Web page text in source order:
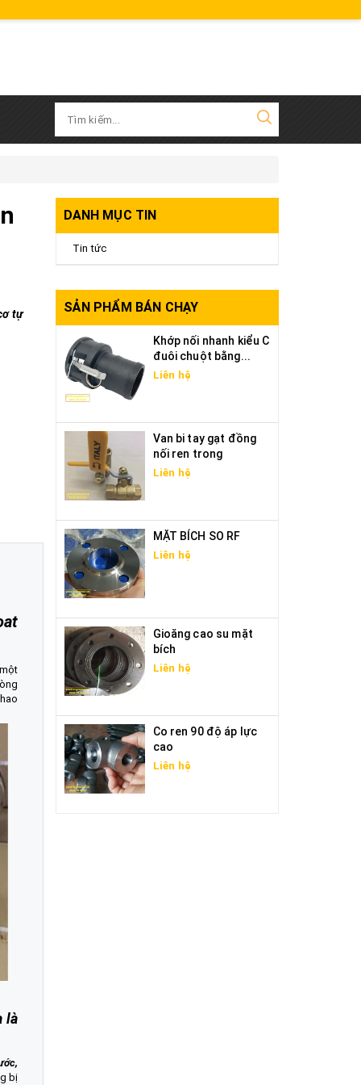
tự
là
bị
DANH MỤC TIN
Tin tức
SẢN PHẨM BÁN CHẠY
Khớp nối nhanh kiểu C
đuôi chuột bằng...
Liên hệ
Van bi tay gạt đồng
nối ren trong
Liên hệ
MẶT BÍCH SO RF
Liên hệ
Gioăng cao su mặt
bích
Liên hệ
Co ren 90 độ áp lực
cao
Liên hệ